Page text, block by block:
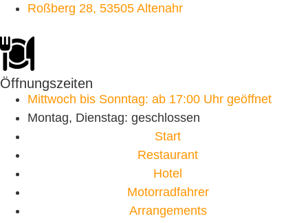
Roßberg 28, 53505 Altenahr
Öffnungszeiten
Mittwoch bis Sonntag: ab 17:00 Uhr geöffnet
Montag, Dienstag: geschlossen
Start
Restaurant
Hotel
Motorradfahrer
Arrangements